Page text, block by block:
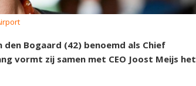
Bogaard (42) benoemd als Chief
vormt zij samen met CEO Joost Meijs het